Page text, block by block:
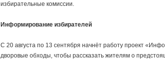
избирательные комиссии.
Информирование избирателей
С 20 августа по 13 сентября начнёт работу проект
дворовые обходы, чтобы рассказать жителям о